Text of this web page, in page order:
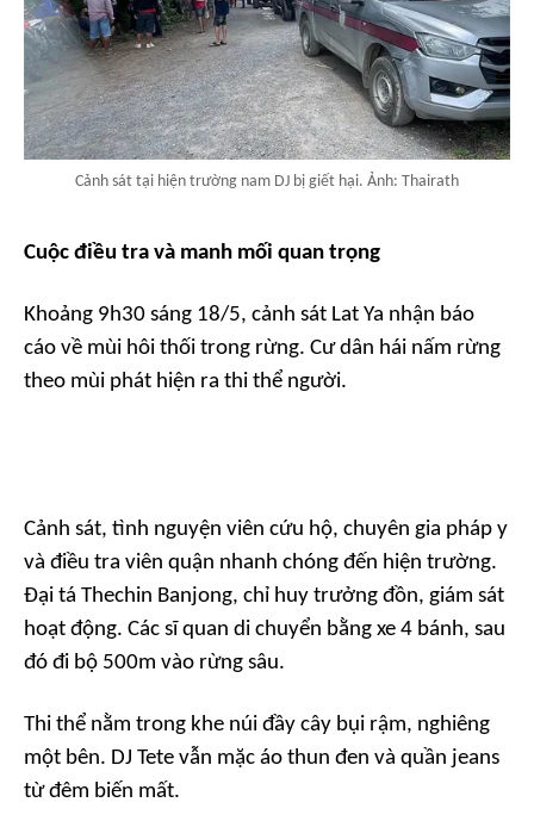
Cảnh sát tại hiện trường nam DJ bị giết hại. Ảnh: Thairath
Cuộc điều tra và manh mối quan trọng
Khoảng 9h30 sáng 18/5, cảnh sát Lat Ya nhận báo
cáo về mùi hôi thối trong rừng. Cư dân hái nấm rừng
theo mùi phát hiện ra thi thể người.
Cảnh sát, tình nguyện viên cứu hộ, chuyên gia pháp y
và điều tra viên quận nhanh chóng đến hiện trường.
Đại tá Thechin Banjong, chỉ huy trưởng đồn, giám sát
hoạt động. Các sĩ quan di chuyển bằng xe 4 bánh, sau
đó đi bộ 500m vào rừng sâu.
Thi thể nằm trong khe núi đầy cây bụi rậm, nghiêng
một bên. DJ Tete vẫn mặc áo thun đen và quần jeans
từ đêm biến mất.